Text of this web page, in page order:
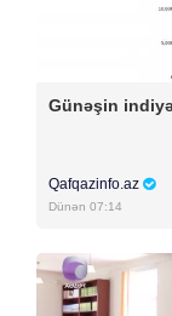
Günəşin
Qafqazinfo.az
Dünən 07:14